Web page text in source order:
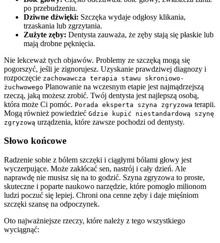
po przebudzeniu.
Dziwne dźwięki: Szczęka wydaje odgłosy klikania,
trzaskania lub zgrzytania.
Zużyte zęby: Dentysta zauważa, że zęby stają się płaskie lub
mają drobne pęknięcia.
Nie lekceważ tych objawów. Problemy ze szczęką mogą się
pogorszyć, jeśli je zignorujesz. Uzyskanie prawdziwej diagnozy i
rozpoczęcie zachowawcza terapia stawu skroniowo-
żuchwowego Planowanie na wczesnym etapie jest najmądrzejszą
rzeczą, jaką możesz zrobić. Twój dentysta jest najlepszą osobą,
która może Ci pomóc. Porada eksperta szyna zgryzowa terapii.
Mogą również powiedzieć Gdzie kupić niestandardową szynę
zgryzową urządzenia, które zawsze pochodzi od dentysty.
Słowo końcowe
Radzenie sobie z bólem szczęki i ciągłymi bólami głowy jest
wyczerpujące. Może zakłócać sen, nastrój i cały dzień. Ale
naprawdę nie musisz się na to godzić. Szyna zgryzowa to proste,
skuteczne i poparte naukowo narzędzie, które pomogło milionom
ludzi poczuć się lepiej. Chroni ona cenne zęby i daje mięśniom
szczęki szansę na odpoczynek.
Oto najważniejsze rzeczy, które należy z tego wszystkiego
wyciągnąć: